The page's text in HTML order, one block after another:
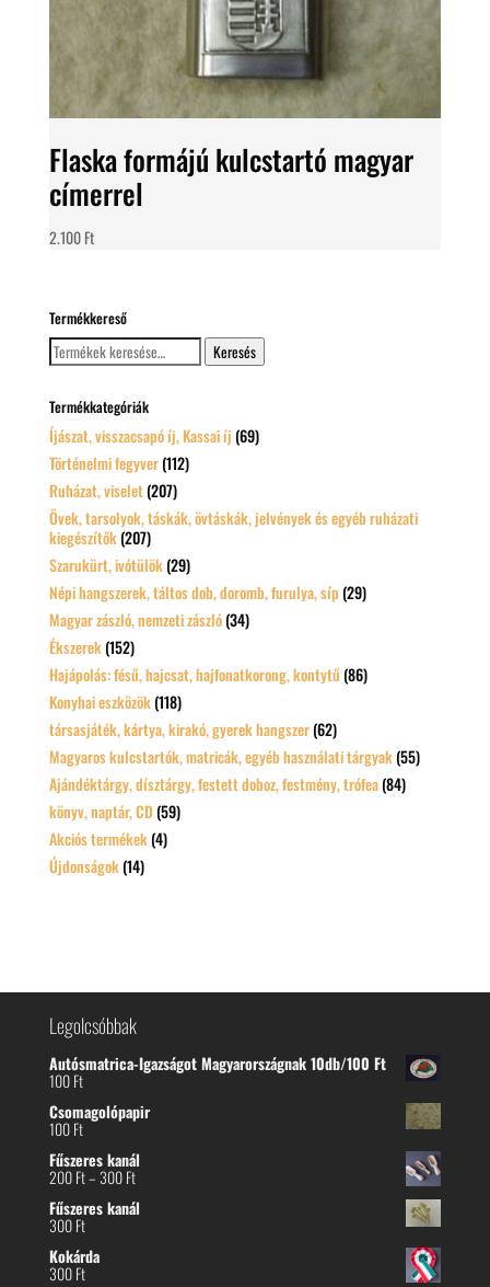
Flaska formájú kulcstartó magyar
címerrel
2.100Ft
Termékkereső
Keresés
a
Keresés
Termékkategóriák
Íjászat, visszacsapó íj, Kassai íj (69)
Történelmi fegyver (112)
Ruházat, viselet (207)
Övek, tarsolyok, táskák, övtáskák, jelvények és egyéb ruházati
kiegészítők (207)
Szarukürt, ivótülök (29)
Népi hangszerek, táltos dob, doromb, furulya, síp (29)
Magyar zászló, nemzeti zászló (34)
Ékszerek (152)
Hajápolás: fésű, hajcsat, hajfonatkorong, kontytű (86)
Konyhai eszközök (118)
társasjáték, kártya, kirakó, gyerek hangszer (62)
Magyaros kulcstartók, matricák, egyéb használati tárgyak (55)
Ajándéktárgy, dísztárgy, festett doboz, festmény, trófea (84)
könyv, naptár, CD (59)
Akciós termékek (4)
Újdonságok (14)
Legolcsóbbak
Autósmatrica-Igazságot Magyarországnak 10db/100 Ft
100Ft
Csomagolópapir
100Ft
Fűszeres kanál
200Ft–300FtÁrtartomány:
-
Fűszeres kanál
300Ft
Kokárda
300Ft